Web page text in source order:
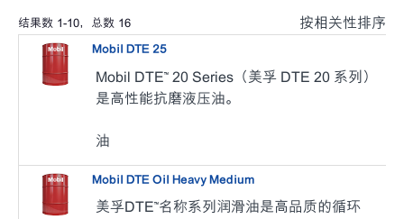
结果数 1-10，总数 16 按相关性排序
Mobil DTE 25
Mobil DTE™ 20 Series（美孚 DTE 20 系列）
是高性能抗磨液压油。
油
Mobil DTE Oil Heavy Medium
美孚DTE™名称系列润滑油是高品质的循环